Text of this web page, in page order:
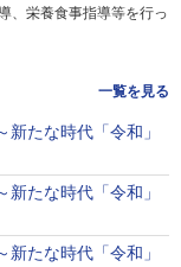
、栄養食事指導等を行っ
一覧を見る
たな時代「令和」
たな時代「令和」
たな時代「令和」